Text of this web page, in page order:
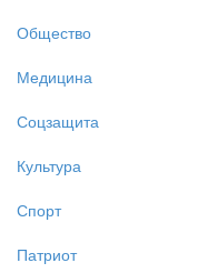
Общество
Медицина
Соцзащита
Культура
Спорт
Патриот